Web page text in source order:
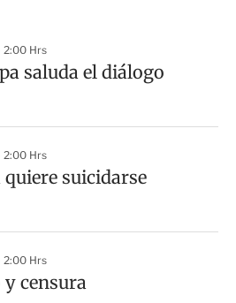
2:00 Hrs
saluda el diálogo
2:00 Hrs
suicidarse
2:00 Hrs
censura